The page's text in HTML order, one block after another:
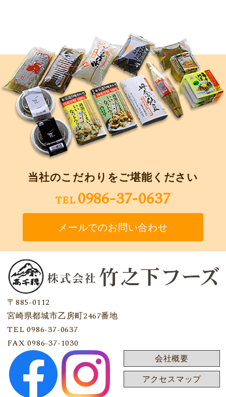
当社のこだわりをご堪能ください
TEL 0986-37-0637
メールでのお問い合わせ
〒885-0112
宮崎県都城市乙房町2467番地
TEL 0986-37-0637
FAX 0986-37-1030
会社概要
アクセスマップ